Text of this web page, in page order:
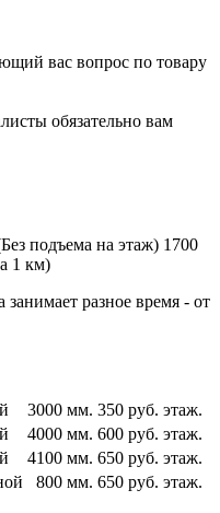
вас вопрос по товару
обязательно вам
подъема на этаж) 1700
1 км)
занимает разное время - от
3000 мм. 350 руб. этаж.
4000 мм. 600 руб. этаж.
4100 мм. 650 руб. этаж.
800 мм. 650 руб. этаж.